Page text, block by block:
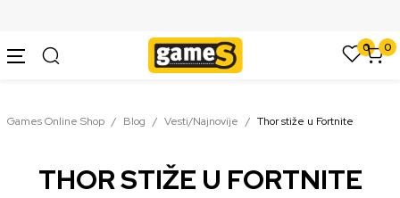
0 0
Games Online Shop Blog Vesti/Najnovije Thor stiže u Fortnite
THOR STIŽE U FORTNITE